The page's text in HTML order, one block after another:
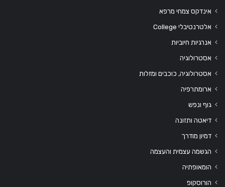
אינדקס צמחי מרפא
אלטרנטיבלי College
אנרגיות חיוביות
אסטרולוגיה
אסטרולוגיה, כוכבים ומזלות
ארומתרפיה
גוף ונפש
דיאטה ותזונה
דמיון מודרך
הגשמה עצמית והעצמה
הומאופתיה
הורוסקופ